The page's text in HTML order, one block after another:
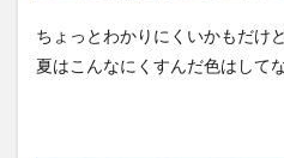
ちょっとわかりにくいかもだけど
夏はこんなにくすんだ色はして